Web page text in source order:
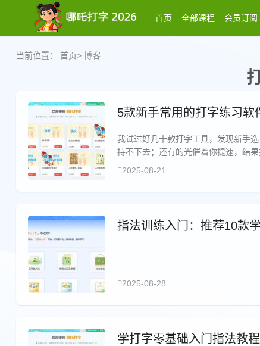
首页 全部课程 会员订阅
当前位置： 首页> 博客
5款新手常用的打字练习
我试过好几十款打字工具，发现新手
持不下去；还有的光催着你提速，结
2025-08-21
指法训练入门：推荐10款
2025-08-28
学打字零基础入门指法教